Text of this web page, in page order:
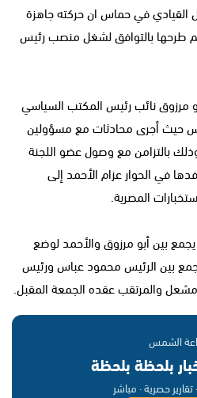
القيادي في حماس ان حركته جاهزة
طرحها بالتوافق لشغل منصب رئيس
نائب رئيس المكتب السياسي
حيث أجرى محادثات مع مسؤولين
بالتزامن مع وصول عضو اللجنة
في الحوار عزام الأحمد إلى
المصرية.
بين أبو مرزوق والأحمد لوضع
بين الرئيس محمود عباس ورئيس
والمرتقب عقده الجمعة المقبل.
الشمس
بلحظة بلحظة
تقارير حصرية · مباشر